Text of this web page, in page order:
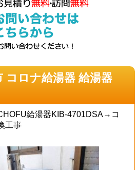
コロナ給湯器 給湯器
給湯器KIB-4701DSA→コ
工事